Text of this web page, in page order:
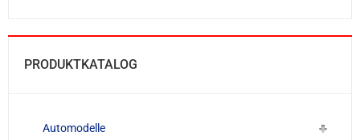
PRODUKTKATALOG
Automodelle